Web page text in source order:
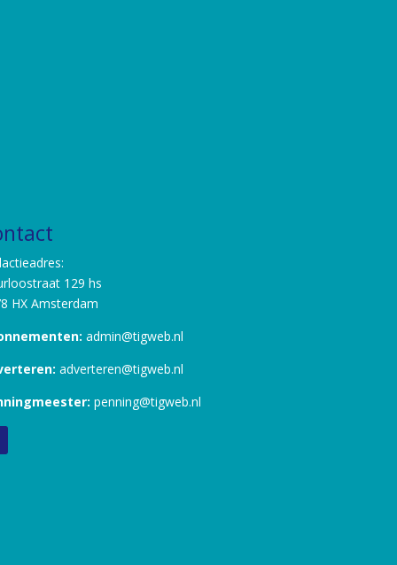
129 hs
HX Amsterdam
admin@tigweb.nl
adverteren@tigweb.nl
penning@tigweb.nl